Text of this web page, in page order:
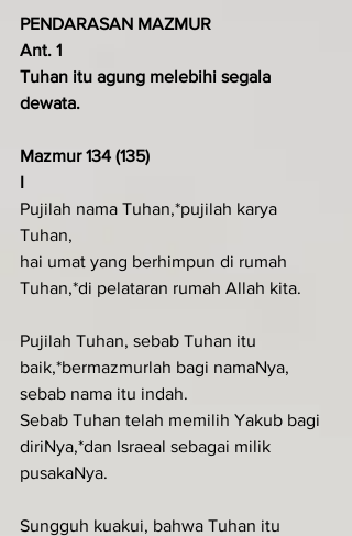
PENDARASAN MAZMUR
Ant. 1
Tuhan itu agung melebihi segala
dewata.
Mazmur 134 (135)
I
Pujilah nama Tuhan,*pujilah karya
Tuhan,
hai umat yang berhimpun di rumah
Tuhan,*di pelataran rumah Allah kita.
Pujilah Tuhan, sebab Tuhan itu
baik,*bermazmurlah bagi namaNya,
sebab nama itu indah.
Sebab Tuhan telah memilih Yakub bagi
diriNya,*dan Israeal sebagai milik
pusakaNya.
Sungguh kuakui, bahwa Tuhan itu